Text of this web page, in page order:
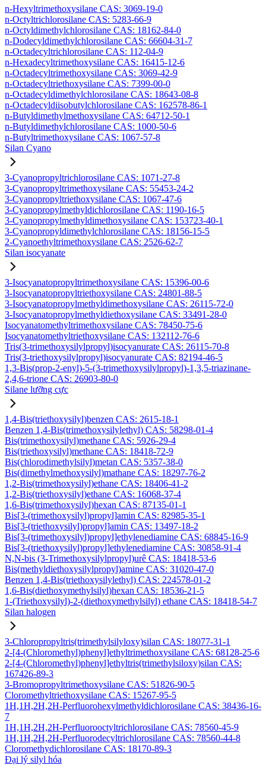
n-Hexyltrimethoxysilane CAS: 3069-19-0
n-Octyltrichlorosilane CAS: 5283-66-9
n-Octyldimethylchlorosilane CAS: 18162-84-0
n-Dodecyldimethylchlorosilane CAS: 66604-31-7
n-Octadecyltrichlorosilane CAS: 112-04-9
n-Hexadecyltrimethoxysilane CAS: 16415-12-6
n-Octadecyltrimethoxysilane CAS: 3069-42-9
n-Octadecyltriethoxysilane CAS: 7399-00-0
n-Octadecyldimethylchlorosilane CAS: 18643-08-8
n-Octadecyldiisobutylchlorosilane CAS: 162578-86-1
n-Butyldimethylmethoxysilane CAS: 64712-50-1
n-Butyldimethylchlorosilane CAS: 1000-50-6
n-Butyltrimethoxysilane CAS: 1067-57-8
Silan Cyano
3-Cyanopropyltrichlorosilane CAS: 1071-27-8
3-Cyanopropyltrimethoxysilane CAS: 55453-24-2
3-Cyanopropyltriethoxysilane CAS: 1067-47-6
3-Cyanopropylmethyldichlorosilane CAS: 1190-16-5
3-Cyanopropylmethyldimethoxysilane CAS: 153723-40-1
3-Cyanopropyldimethylchlorosilane CAS: 18156-15-5
2-Cyanoethyltrimethoxysilane CAS: 2526-62-7
Silan isocyanate
3-Isocyanatopropyltrimethoxysilane CAS: 15396-00-6
3-Isocyanatopropyltriethoxysilane CAS: 24801-88-5
3-Isocyanatopropylmethyldimethoxysilane CAS: 26115-72-0
3-Isocyanatopropylmethyldiethoxysilane CAS: 33491-28-0
Isocyanatomethyltrimethoxysilane CAS: 78450-75-6
Isocyanatomethyltriethoxysilane CAS: 132112-76-6
Tris(3-trimethoxysilylpropyl)isocyanurate CAS: 26115-70-8
Tris(3-triethoxysilylpropyl)isocyanurate CAS: 82194-46-5
1,3-Bis(prop-2-enyl)-5-(3-trimethoxysilylpropyl)-1,3,5-triazinane-
2,4,6-trione CAS: 26903-80-0
Silane lưỡng cực
1,4-Bis(triethoxysilyl)benzen CAS: 2615-18-1
Benzen 1,4-Bis(trimethoxysilylethyl) CAS: 58298-01-4
Bis(trimethoxysilyl)methane CAS: 5926-29-4
Bis(triethoxysilyl)methane CAS: 18418-72-9
Bis(chlorodimethylsilyl)metan CAS: 5357-38-0
Bis(dimethylmethoxysilyl)mathane CAS: 18297-76-2
1,2-Bis(trimethoxysilyl)ethane CAS: 18406-41-2
1,2-Bis(triethoxysilyl)ethane CAS: 16068-37-4
1,6-Bis(trimethoxysilyl)hexan CAS: 87135-01-1
Bis[3-(trimethoxysilyl)propyl]amin CAS: 82985-35-1
Bis[3-(triethoxysilyl)propyl]amin CAS: 13497-18-2
Bis[3-(trimethoxysilyl)propyl]ethylenediamine CAS: 68845-16-9
Bis[3-(triethoxysilyl)propyl]ethylenediamine CAS: 30858-91-4
N,N-bis (3-Trimethoxysilylpropyl)urê CAS: 18418-53-6
Bis(methyldiethoxysilylpropyl)amine CAS: 31020-47-0
Benzen 1,4-Bis(triethoxysilylethyl) CAS: 224578-01-2
1,6-Bis(diethoxymethylsilyl)hexan CAS: 18536-21-5
1-(Triethoxysilyl)-2-(diethoxymethylsilyl) ethane CAS: 18418-54-7
Silan halogen
3-Chloropropyltris(trimethylsilyloxy)silan CAS: 18077-31-1
2-[4-(Chloromethyl)phenyl]ethyltrimethoxysilane CAS: 68128-25-6
2-[4-(Chloromethyl)phenyl]ethyltris(trimethylsiloxy)silan CAS:
167426-89-3
3-Bromopropyltrimethoxysilane CAS: 51826-90-5
Cloromethyltriethoxysilane CAS: 15267-95-5
1H,1H,2H,2H-Perfluorohexylmethyldichlorosilane CAS: 38436-16-
7
1H,1H,2H,2H-Perfluorooctyltrichlorosilane CAS: 78560-45-9
1H,1H,2H,2H-Perfluorodecyltrichlorosilane CAS: 78560-44-8
Cloromethydichlorosilane CAS: 18170-89-3
Đại lý silyl hóa